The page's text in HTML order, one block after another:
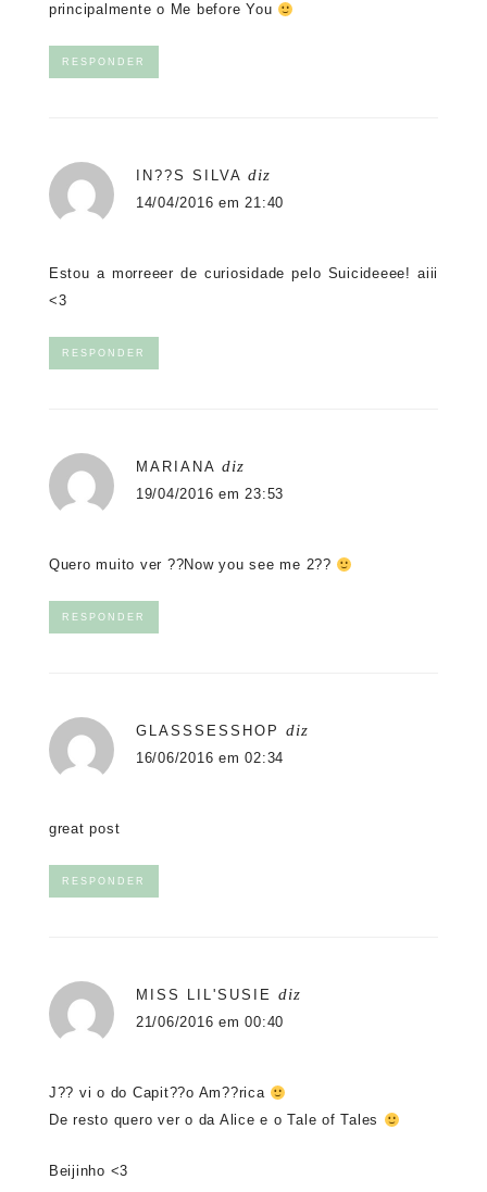
principalmente o Me before You
RESPONDER
IN??S SILVA diz
14/04/2016 em 21:40
Estou a morreeer de curiosidade pelo Suicideeee! aiii
<3
RESPONDER
MARIANA diz
19/04/2016 em 23:53
Quero muito ver ??Now you see me 2??
RESPONDER
GLASSSESSHOP diz
16/06/2016 em 02:34
great post
RESPONDER
MISS LIL'SUSIE diz
21/06/2016 em 00:40
J?? vi o do Capit??o Am??rica
De resto quero ver o da Alice e o Tale of Tales
Beijinho <3